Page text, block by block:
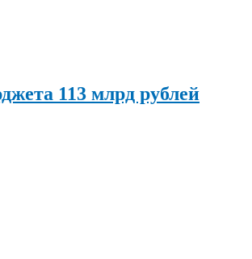
113 млрд рублей